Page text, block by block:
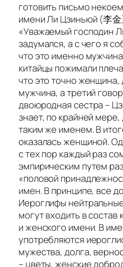
готовить письмо
имени Ли Цзиньюй (李金
«Уважаемый господин
задумался, а с чего я
что это именно
китайцы пожимали
что это точно женщина,
мужчина, а третий
двоюродная сестра –
знает, по крайней
таким же именем. В
оказалась женщиной.
с тех пор каждый раз
эмпирическим путем
«половой
имен. В принципе, все
Иероглифы
могут входить в состав
и женского имени. В
употребляются
мужества, долга,
– цветы, женские